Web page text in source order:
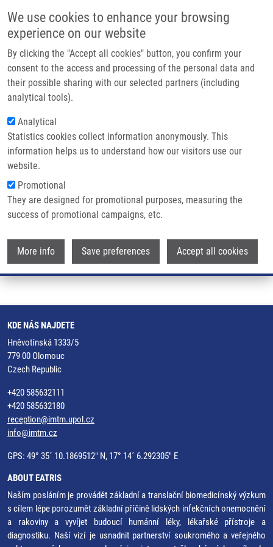
We use cookies to enhance your browsing
experience on our website
By clicking the "Accept all cookies" button, you confirm your
consent to the access and processing of the personal data and
their possible sharing with our selected partners (including
analytical tools).
Analytical
Statistics cookies collect information anonymously. This
information helps us to understand how our visitors use our
website.
Promotional
They are designed for promotional purposes, measuring the
success of promotional campaigns, etc.
More info Save preferences Accept all cookies
Main
Domů
Partner institutions
Technologie a služby
Kontakt
Drobečková navigace
Domů Šimková Lucie
Šimková Lucie
ZAMĚSTNANCI
KDE NÁS NAJDETE
Hněvotínská 1333/5
779 00 Olomouc
Czech Republic
+420 585632111
+420 585632180
reception@imtm.upol.cz
info@imtm.cz
GPS: 49° 35´ 10.1869512" N, 17° 14´ 6.292305" E
ABOUT EATRIS
Naším posláním je provádět základní a translační biomedicínský výzkum
s cílem lépe porozumět základní příčině lidských infekčních onemocnění
a rakoviny a vyvíjet budoucí humánní léky, lékařské přístroje a
diagnostiku. Naší vizí je usnadnit partnerství soukromého a veřejného